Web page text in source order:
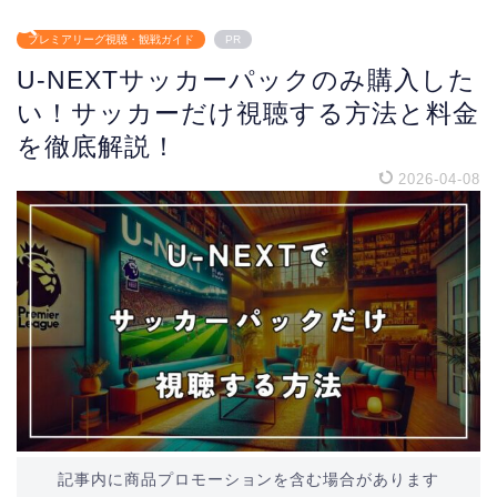
プレミアリーグ視聴・観戦ガイド PR
U-NEXTサッカーパックのみ購入した
い！サッカーだけ視聴する方法と料金
を徹底解説！
2026-04-08
記事内に商品プロモーションを含む場合があります